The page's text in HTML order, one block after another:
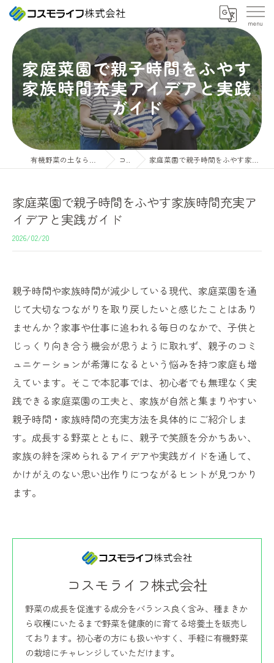
家庭菜園で親子時間をふやす
家族時間充実アイデアと実践
ガイド
コラム 家庭菜園で親子時間をふやす家族時間充実アイデアと実践ガイド
家庭菜園で親子時間をふやす家族時間充実ア
イデアと実践ガイド
2026/02/20
親子時間や家族時間が減少している現代、家庭菜園を通
じて大切なつながりを取り戻したいと感じたことはあり
ませんか？家事や仕事に追われる毎日のなかで、子供と
じっくり向き合う機会が思うように取れず、親子のコミ
ュニケーションが希薄になるという悩みを持つ家庭も増
えています。そこで本記事では、初心者でも無理なく実
践できる家庭菜園の工夫と、家族が自然と集まりやすい
親子時間・家族時間の充実方法を具体的にご紹介しま
す。成長する野菜とともに、親子で笑顔を分かちあい、
家族の絆を深められるアイデアや実践ガイドを通して、
かけがえのない思い出作りにつながるヒントが見つかり
ます。
コスモライフ株式会社
野菜の成長を促進する成分をバランス良く含み、種まきか
ら収穫にいたるまで野菜を健康的に育てる培養土を販売し
ております。初心者の方にも扱いやすく、手軽に有機野菜
の栽培にチャレンジしていただけます。